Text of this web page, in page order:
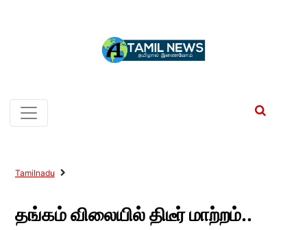
Tamilnadu
தங்கம் விலையில் திடீர் மாற்றம்..